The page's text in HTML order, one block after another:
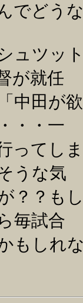
でどう
ュツッ
が就任
中田が
・・一
ってし
うな気
？？も
毎試合
もしれ